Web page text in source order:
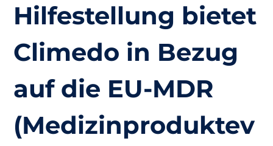
Hilfestellung bietet
Climedo in Bezug
auf die EU-MDR
(Medizinproduktev